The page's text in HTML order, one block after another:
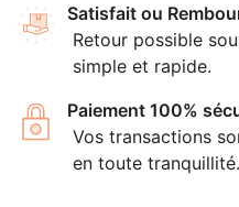
Satisfait ou
Retour possible
simple et rapide.
Paiement 100%
Vos transactions
en toute tranquillité.